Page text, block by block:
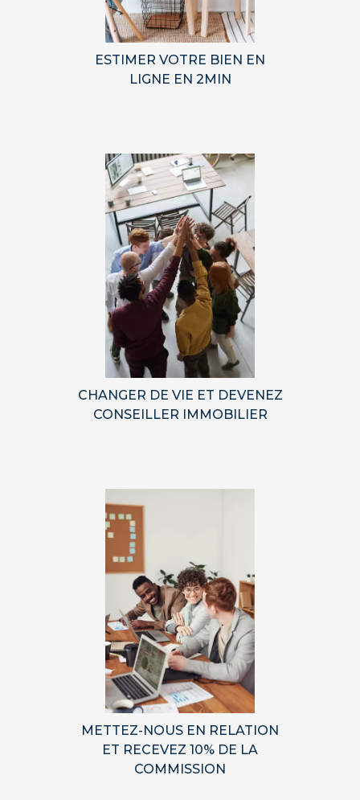
ESTIMER VOTRE BIEN EN
LIGNE EN 2MIN
CHANGER DE VIE ET DEVENEZ
CONSEILLER IMMOBILIER
METTEZ-NOUS EN RELATION
ET RECEVEZ 10% DE LA
COMMISSION